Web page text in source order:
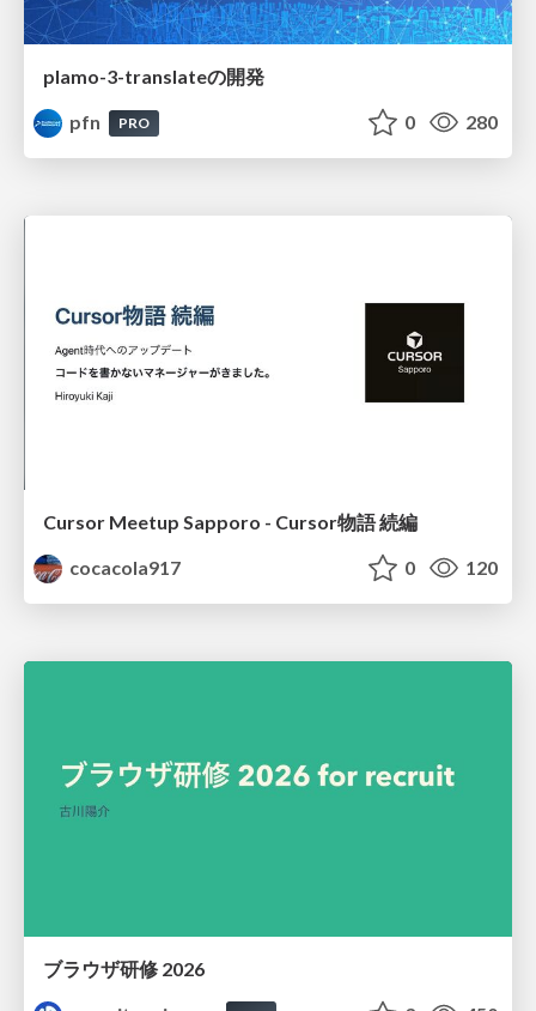
plamo-3-translateの開発
pfn
PRO 0 280
Cursor Meetup Sapporo - Cursor物語 続編
cocacola917
0 120
ブラウザ研修 2026